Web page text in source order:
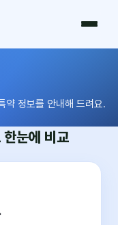
약 정보를 안내해 드려요.
한눈에 비교